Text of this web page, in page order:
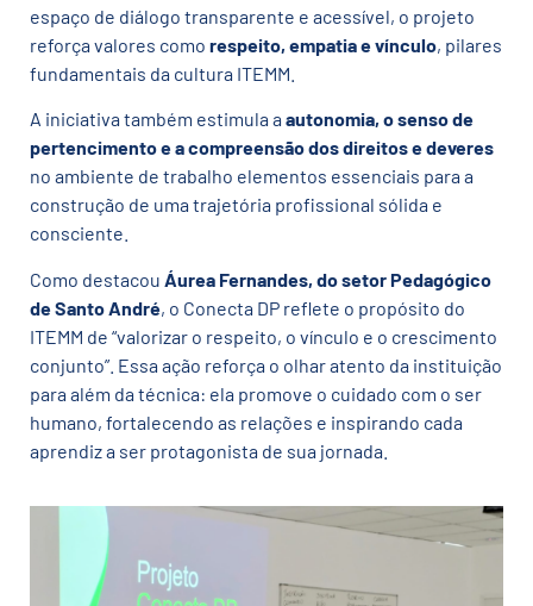
espaço de diálogo transparente e acessível, o projeto
reforça valores como respeito, empatia e vínculo, pilares
fundamentais da cultura ITEMM.
A iniciativa também estimula a autonomia, o senso de
pertencimento e a compreensão dos direitos e deveres
no ambiente de trabalho elementos essenciais para a
construção de uma trajetória profissional sólida e
consciente.
Como destacou Áurea Fernandes, do setor Pedagógico
de Santo André, o Conecta DP reflete o propósito do
ITEMM de “valorizar o respeito, o vínculo e o crescimento
conjunto”. Essa ação reforça o olhar atento da instituição
para além da técnica: ela promove o cuidado com o ser
humano, fortalecendo as relações e inspirando cada
aprendiz a ser protagonista de sua jornada.